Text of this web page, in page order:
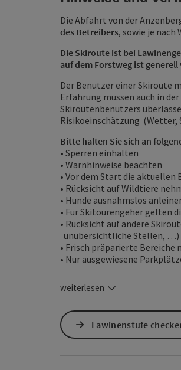
Die Abfahrt von der
des Betreibers, sowie je
Die Skiroute ist bei
auf dem Forstweg ist
Der Benutzer einer Skiroute
Erfahrung müssen auch in
Skiroutenbenutzers
Risikoeinschätzung (Wetter,
Bitte halten Sie sich an
• Sperren einhalten
• Warnhinweise beachten
• Vor dem Start die aktuellen
• Rücksicht auf Wildtiere
• Hunde ausnahmslos
• Für Skitourengeher gelten
• Rücksicht auf andere
unübersichtliche Stellen, …)
• Frisch präparierte
• Nur ausgewiesene
weiterlesen
Lawinenstufe